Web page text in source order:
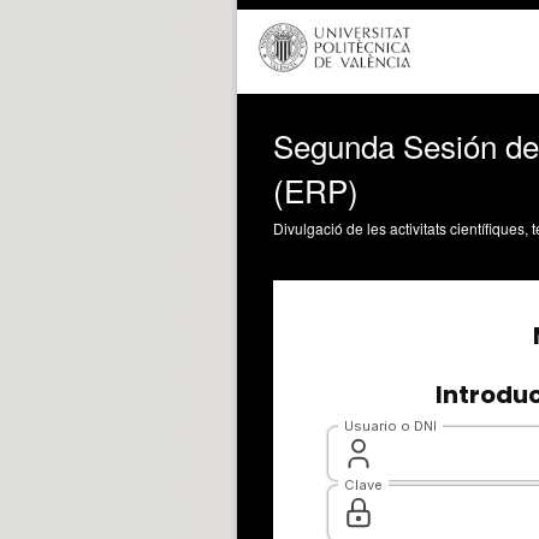
Segunda Sesión
(ERP)
Divulgació de les activitats científiques,